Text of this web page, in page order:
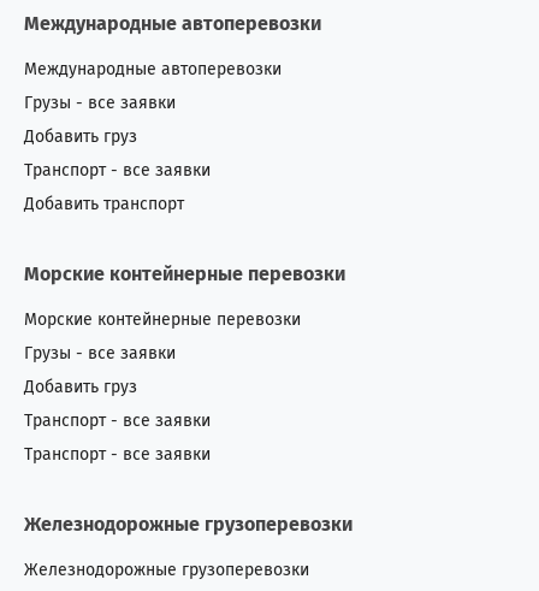
Международные автоперевозки
Международные автоперевозки
Грузы - все заявки
Добавить груз
Транспорт - все заявки
Добавить транспорт
Морские контейнерные перевозки
Морские контейнерные перевозки
Грузы - все заявки
Добавить груз
Транспорт - все заявки
Транспорт - все заявки
Железнодорожные грузоперевозки
Железнодорожные грузоперевозки